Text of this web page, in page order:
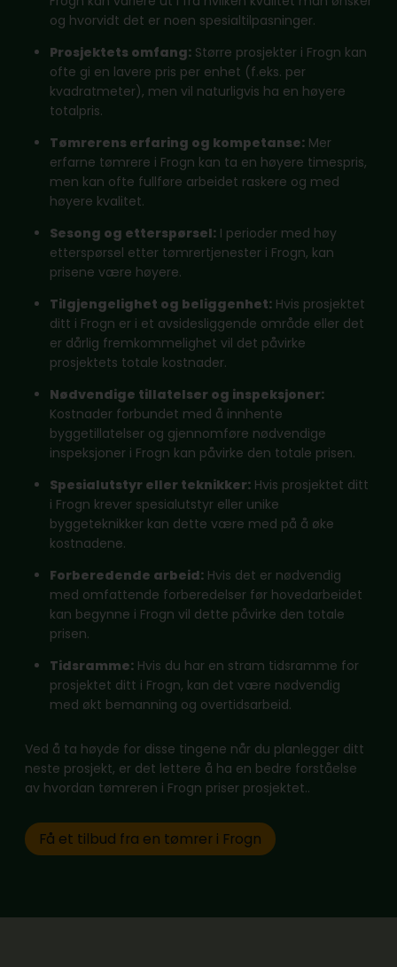
og hvorvidt det er noen spesialtilpasninger.
Prosjektets omfang: Større prosjekter i Frogn kan
ofte gi en lavere pris per enhet (f.eks. per
kvadratmeter), men vil naturligvis ha en høyere
totalpris.
Tømrerens erfaring og kompetanse: Mer
erfarne tømrere i Frogn kan ta en høyere timespris,
men kan ofte fullføre arbeidet raskere og med
høyere kvalitet.
Sesong og etterspørsel: I perioder med høy
etterspørsel etter tømrertjenester i Frogn, kan
prisene være høyere.
Tilgjengelighet og beliggenhet: Hvis prosjektet
ditt i Frogn er i et avsidesliggende område eller det
er dårlig fremkommelighet vil det påvirke
prosjektets totale kostnader.
Nødvendige tillatelser og inspeksjoner:
Kostnader forbundet med å innhente
byggetillatelser og gjennomføre nødvendige
inspeksjoner i Frogn kan påvirke den totale prisen.
Spesialutstyr eller teknikker: Hvis prosjektet ditt
i Frogn krever spesialutstyr eller unike
byggeteknikker kan dette være med på å øke
kostnadene.
Forberedende arbeid: Hvis det er nødvendig
med omfattende forberedelser før hovedarbeidet
kan begynne i Frogn vil dette påvirke den totale
prisen.
Tidsramme: Hvis du har en stram tidsramme for
prosjektet ditt i Frogn, kan det være nødvendig
med økt bemanning og overtidsarbeid.
Ved å ta høyde for disse tingene når du planlegger ditt
neste prosjekt, er det lettere å ha en bedre forståelse
av hvordan tømreren i Frogn priser prosjektet..
Få et tilbud fra en tømrer i Frogn